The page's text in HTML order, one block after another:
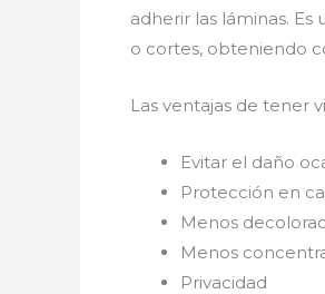
adherir las láminas.
o cortes, obteniendo
Las ventajas de tener
Evitar el daño
Protección en
Menos
Menos
Privacidad